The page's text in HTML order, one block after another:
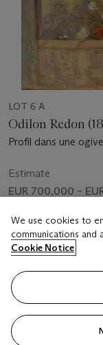
LOT 6 A
Odilon Redon
Profil dans une
Estimate
EUR 700,000 –
VISUALLY SLIDE
We use cookies to
communications
Cookie Notice